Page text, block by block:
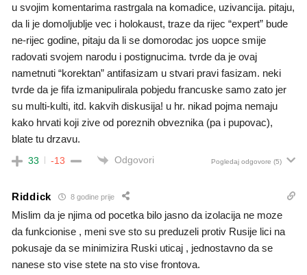
u svojim komentarima rastrgala na komadice, uzivancija. pitaju,
da li je domoljublje vec i holokaust, traze da rijec “expert” bude
ne-rijec godine, pitaju da li se domorodac jos uopce smije
radovati svojem narodu i postignucima. tvrde da je ovaj
nametnuti “korektan” antifasizam u stvari pravi fasizam. neki
tvrde da je fifa izmanipulirala pobjedu francuske samo zato jer
su multi-kulti, itd. kakvih diskusija! u hr. nikad pojma nemaju
kako hrvati koji zive od poreznih obveznika (pa i pupovac),
blate tu drzavu.
33 -13 Odgovori Pogledaj odgovore (5)
Riddick 8 godine prije
Mislim da je njima od pocetka bilo jasno da izolacija ne moze
da funkcionise , meni sve sto su preduzeli protiv Rusije lici na
pokusaje da se minimizira Ruski uticaj , jednostavno da se
nanese sto vise stete na sto vise frontova.